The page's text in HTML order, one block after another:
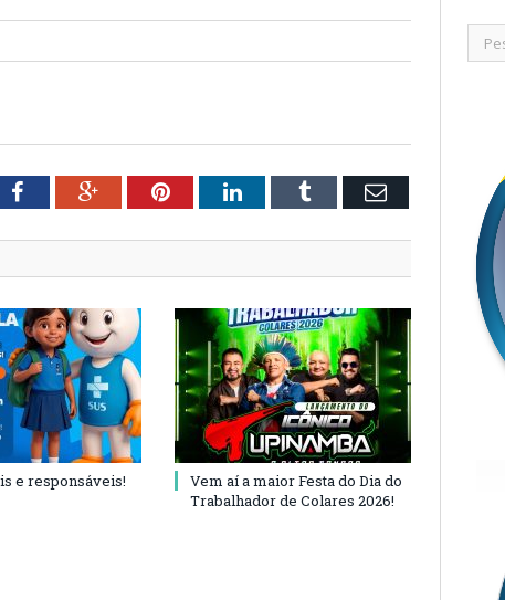
FacebookGoogle+PinterestLinkedInTumblr Email
e responsáveis!
Vem aí a maior Festa do Dia do
Trabalhador de Colares 2026!